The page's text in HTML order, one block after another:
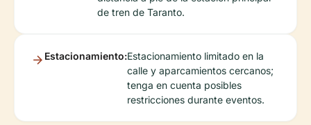
de tren de Taranto.
Estacionamiento:Estacionamiento limitado en la
calle y aparcamientos cercanos;
tenga en cuenta posibles
restricciones durante eventos.